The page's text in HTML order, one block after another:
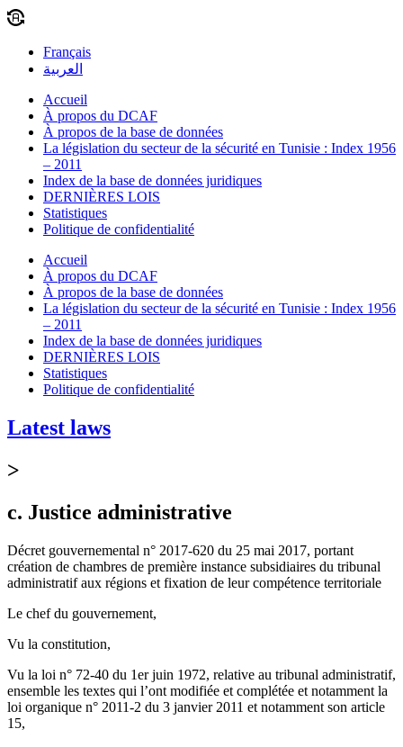
Français
العربية
Accueil
À propos du DCAF
À propos de la base de données
La législation du secteur de la sécurité en Tunisie : Index 1956
– 2011
Index de la base de données juridiques
DERNIÈRES LOIS
Statistiques
Politique de confidentialité
Accueil
À propos du DCAF
À propos de la base de données
La législation du secteur de la sécurité en Tunisie : Index 1956
– 2011
Index de la base de données juridiques
DERNIÈRES LOIS
Statistiques
Politique de confidentialité
Latest laws
>
c. Justice administrative
Décret gouvernemental n° 2017-620 du 25 mai 2017, portant
création de chambres de première instance subsidiaires du tribunal
administratif aux régions et fixation de leur compétence territoriale
Le chef du gouvernement,
Vu la constitution,
Vu la loi n° 72-40 du 1er juin 1972, relative au tribunal administratif,
ensemble les textes qui l’ont modifiée et complétée et notamment la
loi organique n° 2011-2 du 3 janvier 2011 et notamment son article
15,